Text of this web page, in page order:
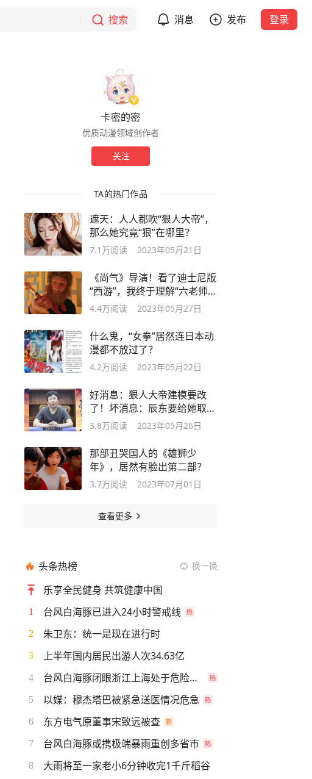
搜索 消息 发布 登录
卡密的密
优质动漫领域创作者
关注
TA的热门作品
遮天：人人都吹“狠人大帝”，
那么她究竟“狠”在哪里？
7.1万阅读 2023年05月21日
《尚气》导演！看了迪士尼版
“西游”，我终于理解“六老师”
了！
4.4万阅读 2023年05月27日
什么鬼，“女拳”居然连日本动
漫都不放过了？
4.2万阅读 2023年05月22日
好消息：狠人大帝建模要改
了！坏消息：辰东要给她取名
了？
3.8万阅读 2023年05月26日
那部丑哭国人的《雄狮少
年》，居然有脸出第二部？
3.7万阅读 2023年07月01日
查看更多
头条热榜 换一换
乐享全民健身 共筑健康中国
1 台风白海豚已进入24小时警戒线
2 朱卫东：统一是现在进行时
3 上半年国内居民出游人次34.63亿
4 台风白海豚闭眼浙江上海处于危险半圆
5 以媒：穆杰塔巴被紧急送医情况危急
6 东方电气原董事宋致远被查
7 台风白海豚或携极端暴雨重创多省市
8 大雨将至一家老小6分钟收完1千斤稻谷